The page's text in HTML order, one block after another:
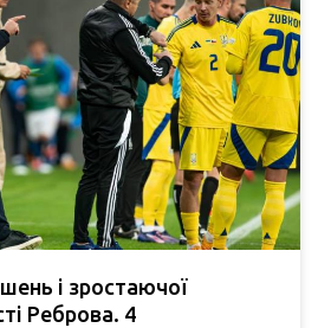
і зростаючої
Реброва. 4